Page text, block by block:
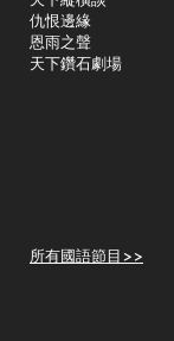
​仇恨邊緣
恩雨之聲
天下鑽石劇場
所有國語節目>>